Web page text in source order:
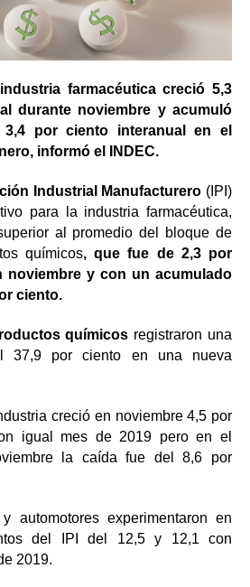
farmacéutica creció 5,3
durante noviembre y acumuló
por ciento interanual en el
informó el INDEC.
Industrial Manufacturero (IPI)
para la industria farmacéutica,
al promedio del bloque de
químicos, que fue de 2,3 por
noviembre y con un acumulado
ciento.
químicos registraron una
37,9 por ciento en una nueva
creció en noviembre 4,5 por
igual mes de 2019 pero en el
la caída fue del 8,6 por
automotores experimentaron en
del IPI del 12,5 y 12,1 con
2019.